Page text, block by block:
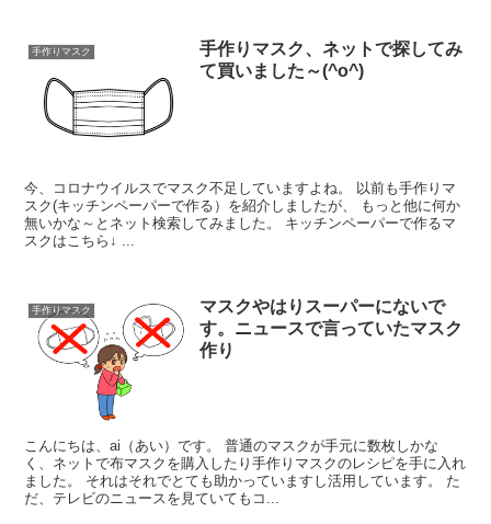
手作りマスク
手作りマスク、ネットで探してみ
て買いました～(^o^)
今、コロナウイルスでマスク不足していますよね。 以前も手作りマ
スク(キッチンペーパーで作る）を紹介しましたが、 もっと他に何か
無いかな～とネット検索してみました。 キッチンペーパーで作るマ
スクはこちら↓ ...
手作りマスク
マスクやはりスーパーにないで
す。ニュースで言っていたマスク
作り
こんにちは、ai（あい）です。 普通のマスクが手元に数枚しかな
く、ネットで布マスクを購入したり手作りマスクのレシピを手に入れ
ました。 それはそれでとても助かっていますし活用しています。 た
だ、テレビのニュースを見ていてもコ...